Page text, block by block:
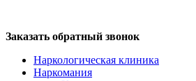
Заказать обратный звонок
Наркологическая клиника
Наркомания